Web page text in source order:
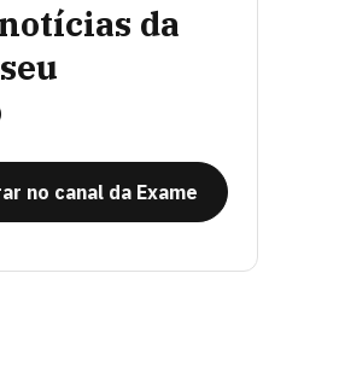
da
no canal da Exame